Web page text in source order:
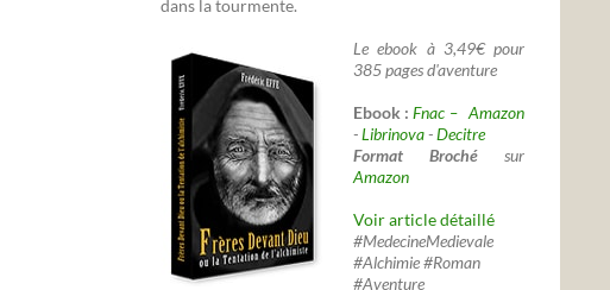
dans la tourmente.
Le ebook à 3,49€ pour
385 pages d'aventure
Ebook :Fnac – Amazon
-Librinova-Decitre
Format Broché sur
Amazon
Voir article détaillé
#MedecineMedievale
#Alchimie #Roman
#Aventure